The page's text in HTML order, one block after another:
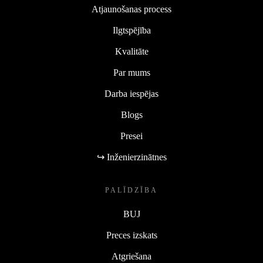
Atjaunošanas process
Ilgtspējība
Kvalitāte
Par mums
Darba iespējas
Blogs
Presei
↪ Inženierzinātnes
PALĪDZĪBA
BUJ
Preces izskats
Atgriešana